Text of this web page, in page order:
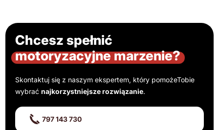
Chcesz spełnić
motoryzacyjne marzenie?
Skontaktuj się z naszym ekspertem, który pomożeTobie
wybraćnajkorzystniejsze rozwiązanie.
797 143 730